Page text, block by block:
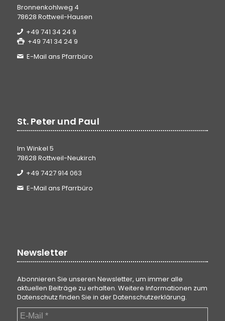
Bronnenkohlweg 4
78628 Rottweil-Hausen
+49 741 34 24 9
+49 741 34 24 9
E-Mail ans Pfarrbüro
St. Peter und Paul
Im Winkel 5
78628 Rottweil-Neukirch
+49 7427 914 063
E-Mail ans Pfarrbüro
Newsletter
Abonnieren Sie unseren Newsletter, um immer alle
aktuellen Beiträge zu erhalten. Weitere Informationen zum
Datenschutz finden Sie in derDatenschutzerklärung.